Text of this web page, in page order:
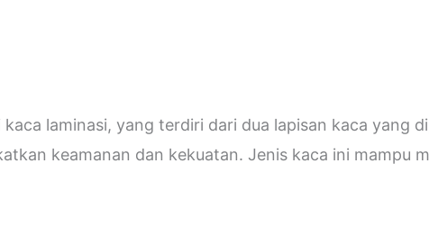
laminasi, yang terdiri dari dua lapisan kaca yang
keamanan dan kekuatan. Jenis kaca ini mampu